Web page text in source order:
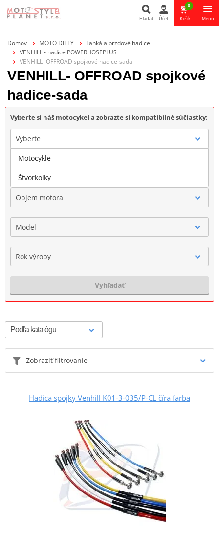
Hľadať Účet
0
Košík Menu
Domov MOTO DIELY
Lanká a brzdové hadice
VENHILL - hadice POWERHOSEPLUS
VENHILL- OFFROAD spojkové hadice-sada
VENHILL- OFFROAD spojkové
hadice-sada
Vyberte si náš motocykel a zobrazte si kompatibilné súčiastky:
Vyberte
Značka
Objem motora
Model
Rok výroby
Vyhľadať
Zobraziť filtrovanie
Hadica spojky Venhill K01-3-035/P-CL číra farba
Motocykle
Štvorkolky